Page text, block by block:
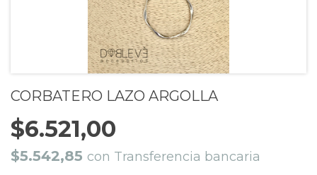
CORBATERO LAZO ARGOLLA
$6.521,00
$5.542,85 con Transferencia bancaria